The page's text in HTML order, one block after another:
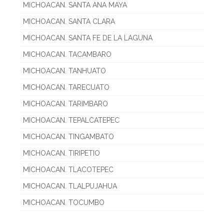
MICHOACAN. SANTA ANA MAYA
MICHOACAN. SANTA CLARA
MICHOACAN. SANTA FE DE LA LAGUNA
MICHOACAN. TACAMBARO
MICHOACAN. TANHUATO
MICHOACAN. TARECUATO
MICHOACAN. TARIMBARO
MICHOACAN. TEPALCATEPEC
MICHOACAN. TINGAMBATO
MICHOACAN. TIRIPETIO
MICHOACAN. TLACOTEPEC
MICHOACAN. TLALPUJAHUA
MICHOACAN. TOCUMBO